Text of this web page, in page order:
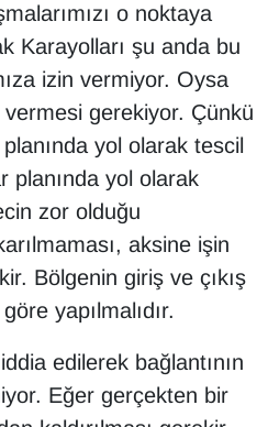
o noktaya
Karayolları şu anda bu
izin vermiyor. Oysa
vermesi gerekiyor. Çünkü
yol olarak tescil
planında yol olarak
zor olduğu
aksine işin
Bölgenin giriş ve çıkış
yapılmalıdır.
edilerek bağlantının
Eğer gerçekten bir